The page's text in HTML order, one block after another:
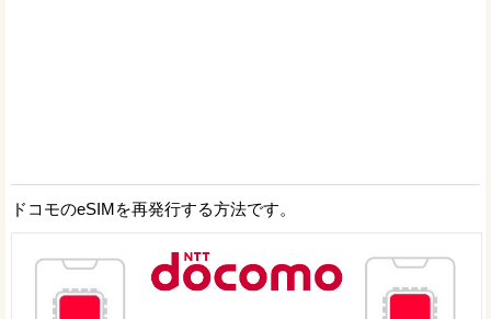
ドコモのeSIMを再発行する方法です。